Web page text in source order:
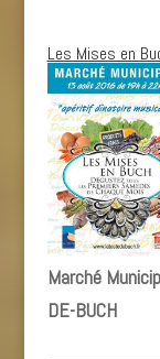
Les Mises en
Marché
DE-BUCH